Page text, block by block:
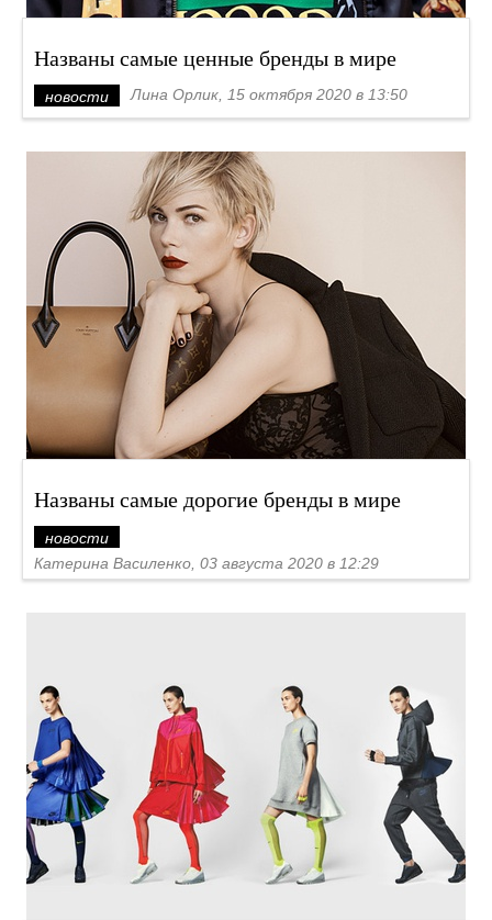
Названы самые ценные бренды в мире
новости Лина Орлик, 15 октября 2020 в 13:50
Названы самые дорогие бренды в мире
новости
Катерина Василенко, 03 августа 2020 в 12:29